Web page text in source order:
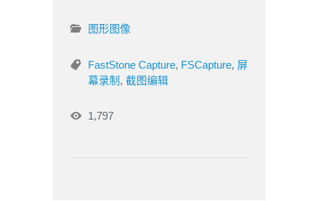
图形图像
FastStone Capture, FSCapture, 屏
幕录制 , 截图编辑
1,797